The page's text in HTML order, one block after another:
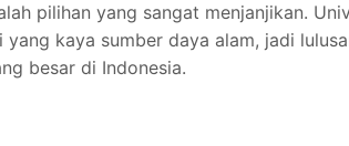
pilihan yang sangat menjanjikan.
yang kaya sumber daya alam, jadi
besar di Indonesia.